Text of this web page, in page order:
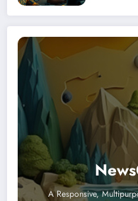
A Responsive,